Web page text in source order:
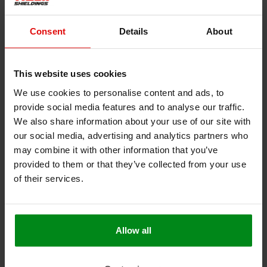
Consent Details About
This website uses cookies
We use cookies to personalise content and ads, to
provide social media features and to analyse our traffic.
We also share information about your use of our site with
our social media, advertising and analytics partners who
may combine it with other information that you’ve
provided to them or that they’ve collected from your use
of their services.
Allow all
800 °C | ø 12 mm |
XL 50ml lijm |
reparatieset - rond
800 °C | ø 14 mm |
reparatieset - rond